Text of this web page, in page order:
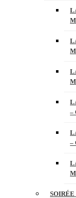
–
–
SOIRÉE